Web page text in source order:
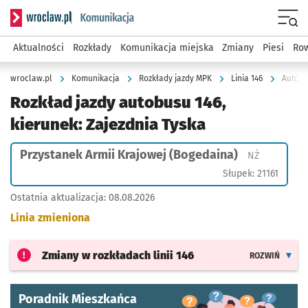
Serwis informacyjny wroclaw.pl podserwis: Komunikacja
Aktualności Rozkłady Komunikacja miejska Zmiany Piesi
wroclaw.pl Komunikacja Rozkłady jazdy MPK Linia 146
Rozkład jazdy autobusu 146,
kierunek: Zajezdnia Tyska
Przystanek Armii Krajowej (Bogedaina) NŻ
Słupek: 21161
Ostatnia aktualizacja: 08.08.2026
Linia zmieniona
Zmiany w rozkładach linii 146 ROZWIŃ
Poradnik Mieszkańca